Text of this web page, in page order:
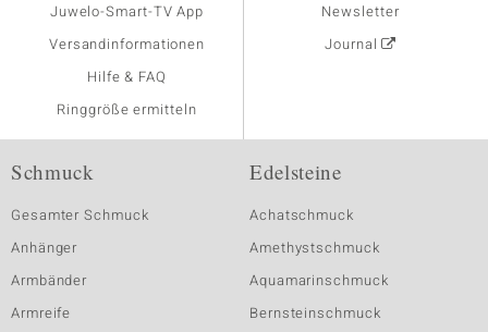
Juwelo-Smart-TV App
Versandinformationen
Hilfe & FAQ
Ringgröße ermitteln
Newsletter
Journal
Schmuck
Gesamter Schmuck
Anhänger
Armbänder
Armreife
Edelsteine
Achatschmuck
Amethystschmuck
Aquamarinschmuck
Bernsteinschmuck